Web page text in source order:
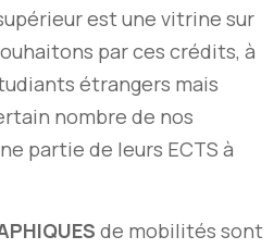
est une vitrine sur
par ces crédits, à
étrangers mais
nombre de nos
partie de leurs ECTS à
de mobilités sont